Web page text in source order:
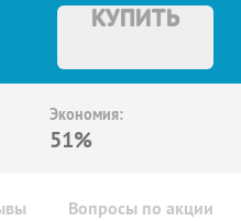
КУПИТЬ
Экономия:
51%
Вопросы по акции